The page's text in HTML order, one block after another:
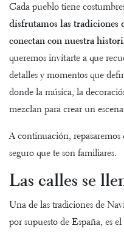
Cada pueblo tiene
disfrutamos las tradiciones
conectan con nuestra
queremos invitarte a que
detalles y momentos que
donde la música, la
mezclan para crear un
A continuación,
seguro que te son familiares.
Las calles se
Una de las tradiciones de
por supuesto de España, es